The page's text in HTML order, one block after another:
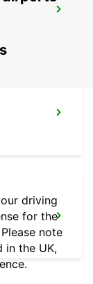
driving
for the
note
in the UK,